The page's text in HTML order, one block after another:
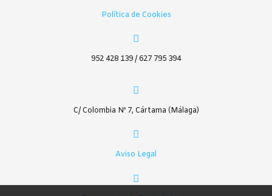
Política de Cookies
952 428 139 / 627 795 394
C/ Colombia Nº 7, Cártama (Málaga)
Aviso Legal